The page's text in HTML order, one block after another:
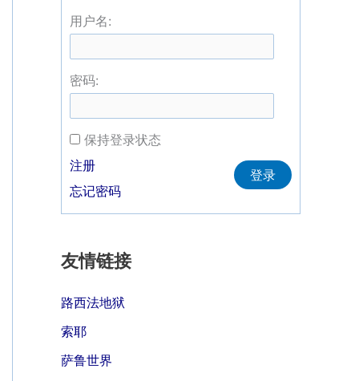
用户名:
密码:
保持登录状态
Alternative:
登录
注册
忘记密码
友情链接
路西法地狱
索耶
萨鲁世界